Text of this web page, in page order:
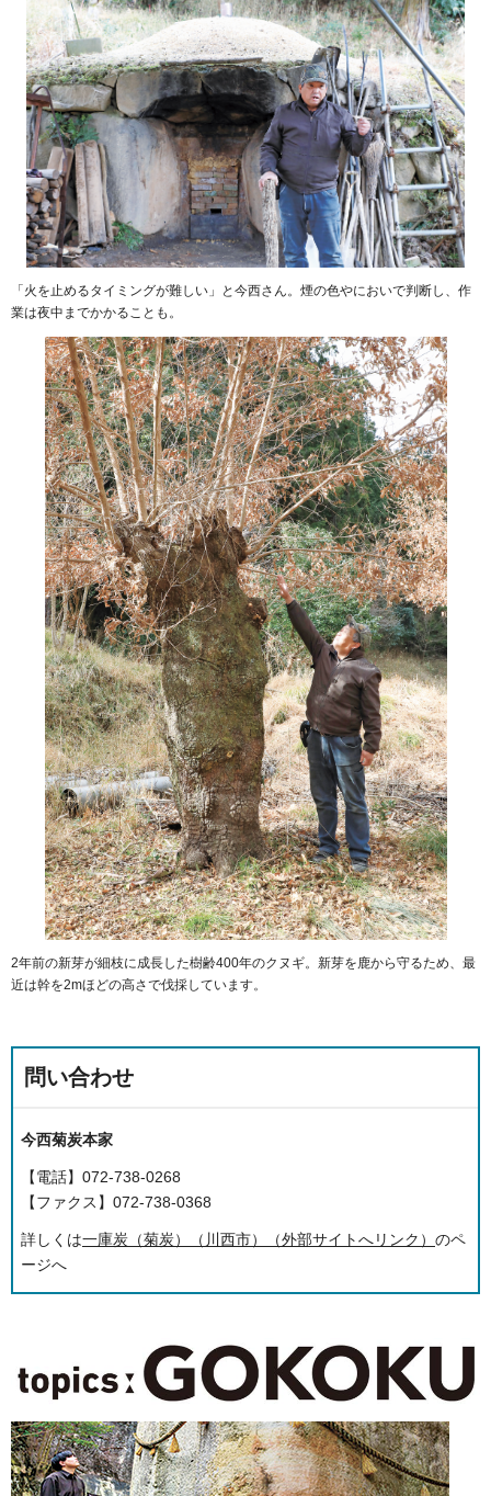
「火を止めるタイミングが難しい」と今西さん。煙の色やにおいで判断し、作
業は夜中までかかることも。
2年前の新芽が細枝に成長した樹齢400年のクヌギ。新芽を鹿から守るため、最
近は幹を2mほどの高さで伐採しています。
問い合わせ
今西菊炭本家
【電話】072-738-0268
【ファクス】072-738-0368
詳しくは一庫炭（菊炭）（川西市）（外部サイトへリンク） のペ
ージへ